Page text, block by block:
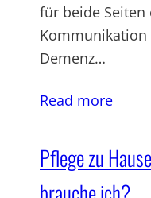
für beide Seiten
Demenz…
Read more
Pflege zu